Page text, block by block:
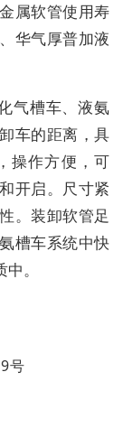
属软管使用寿
华气厚普加液
气槽车、液氨
车的距离，具
操作方便，可
开启。尺寸紧
。装卸软管足
槽车系统中快
。
号